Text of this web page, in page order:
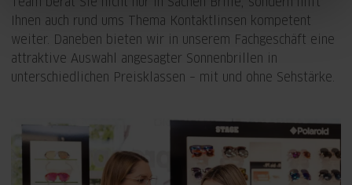
Ihnen auch rund ums Thema Kontaktlinsen kompetent
weiter. Daneben bieten wir in unserem Fachgeschäft eine
attraktive Auswahl angesagter Sonnenbrillen in
unterschiedlichen Preisklassen – mit und ohne Sehstärke.